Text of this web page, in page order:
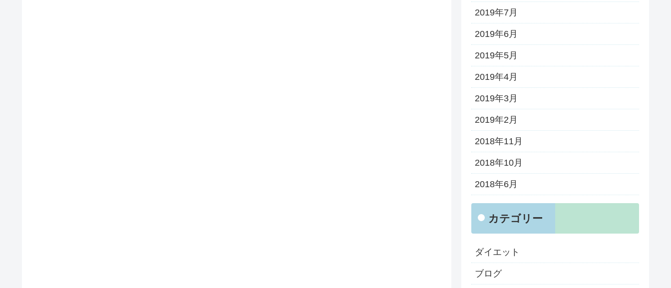
2019年7月
2019年6月
2019年5月
2019年4月
2019年3月
2019年2月
2018年11月
2018年10月
2018年6月
カテゴリー
ダイエット
ブログ